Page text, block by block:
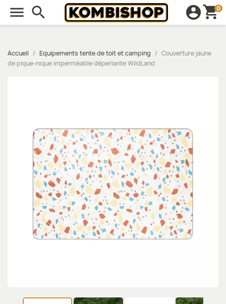
 shopping_cart
0
account_circle
search
Accueil Equipements tente de toit et camping
Couverture jaune
de pique-nique imperméable déperlante WildLand